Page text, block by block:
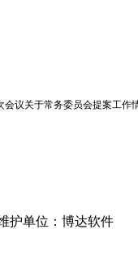
议关于常务委员会提案工作
护单位：博达软件